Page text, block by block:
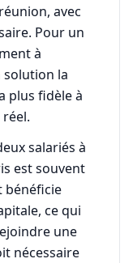
avec
Pour un
à
la
plus fidèle à
salariés à
est souvent
bénéficie
ce qui
une
nécessaire